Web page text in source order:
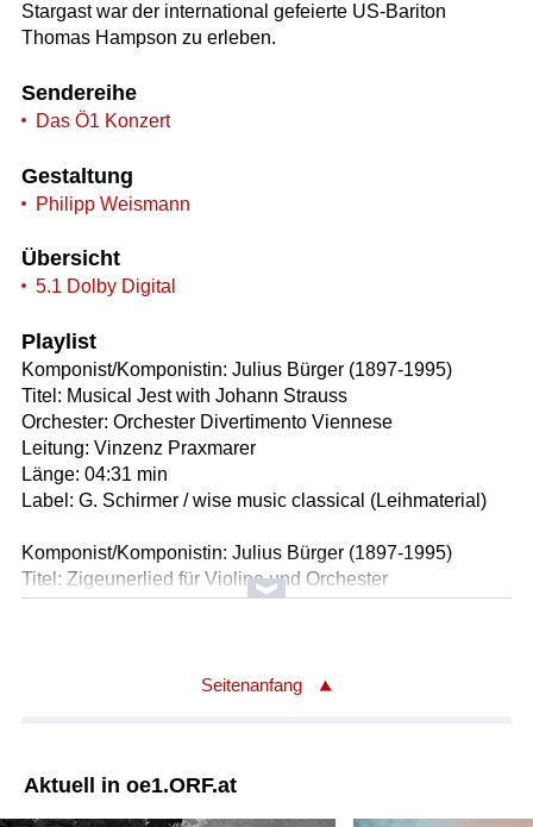
Stargast war der international gefeierte US-Bariton
Thomas Hampson zu erleben.
Sendereihe
Das Ö1 Konzert
Gestaltung
Philipp Weismann
Übersicht
5.1 Dolby Digital
Playlist
Komponist/Komponistin: Julius Bürger (1897-1995)
Titel: Musical Jest with Johann Strauss
Orchester: Orchester Divertimento Viennese
Leitung: Vinzenz Praxmarer
Länge: 04:31 min
Label: G. Schirmer / wise music classical (Leihmaterial)
Komponist/Komponistin: Julius Bürger (1897-1995)
Titel: Zigeunerlied für Violine und Orchester
Orchester: Orchester Divertimento Viennese
Textdichter/Textdichterin, Textquelle: Friedrich Nietzsche
Titel: "Venedig" für Mezzosopran und Orchester
Seitenanfang
Aktuell in oe1.ORF.at